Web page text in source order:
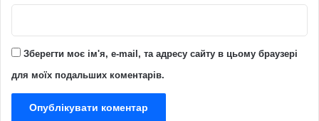
Зберегти моє ім'я, e-mail, та адресу сайту в цьому браузері
для моїх подальших коментарів.